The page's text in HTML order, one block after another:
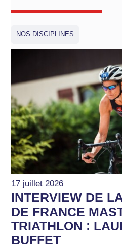
NOS DISCIPLINES
17 juillet 2026
INTERVIEW DE
DE FRANCE
TRIATHLON :
BUFFET